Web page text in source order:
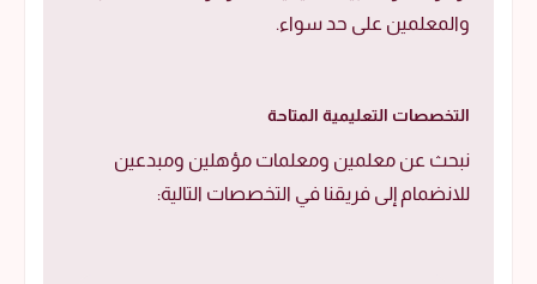
والمعلمين على حد سواء.
التخصصات التعليمية المتاحة
نبحث عن معلمين ومعلمات مؤهلين ومبدعين
للانضمام إلى فريقنا في التخصصات التالية: